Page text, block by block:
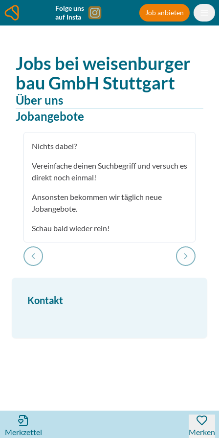
Folge uns
auf Insta
Job anbieten
Jobs bei weisenburger
bau GmbH Stuttgart
Über uns
Jobangebote
Nichts dabei?
Vereinfache deinen Suchbegriff und versuch es
direkt noch einmal!
Ansonsten bekommen wir täglich neue
Jobangebote.
Schau bald wieder rein!
Kontakt
Merkzettel Merken